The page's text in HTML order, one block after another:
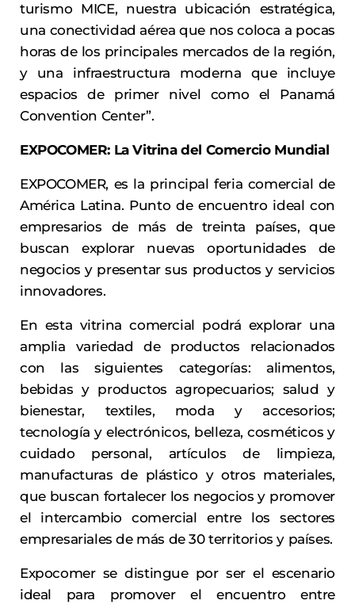
turismo MICE, nuestra ubicación estratégica,
una conectividad aérea que nos coloca a pocas
horas de los principales mercados de la región,
y una infraestructura moderna que incluye
espacios de primer nivel como el Panamá
Convention Center”.
EXPOCOMER: La Vitrina del Comercio Mundial
EXPOCOMER, es la principal feria comercial de
América Latina. Punto de encuentro ideal con
empresarios de más de treinta países, que
buscan explorar nuevas oportunidades de
negocios y presentar sus productos y servicios
innovadores.
En esta vitrina comercial podrá explorar una
amplia variedad de productos relacionados
con las siguientes categorías: alimentos,
bebidas y productos agropecuarios; salud y
bienestar, textiles, moda y accesorios;
tecnología y electrónicos, belleza, cosméticos y
cuidado personal, artículos de limpieza,
manufacturas de plástico y otros materiales,
que buscan fortalecer los negocios y promover
el intercambio comercial entre los sectores
empresariales de más de 30 territorios y países.
Expocomer se distingue por ser el escenario
ideal para promover el encuentro entre